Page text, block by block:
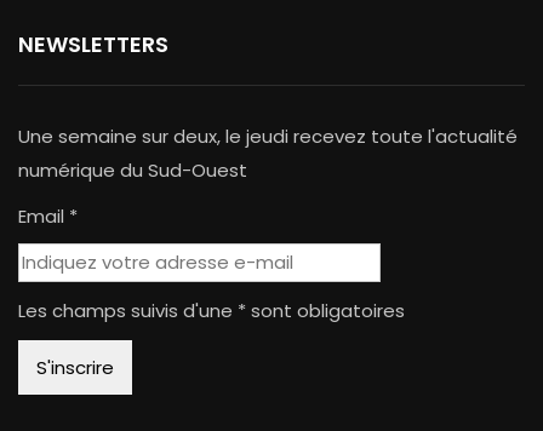
NEWSLETTERS
Une semaine sur deux, le jeudi recevez toute l'actualité
numérique du Sud-Ouest
Email *
Les champs suivis d'une * sont obligatoires